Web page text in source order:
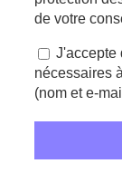
de votre
J'accepte
nécessaires
(nom et e-